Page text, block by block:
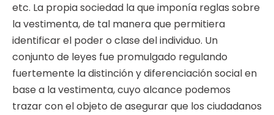
etc. La propia sociedad la que imponía reglas sobre
la vestimenta, de tal manera que permitiera
identificar el poder o clase del individuo. Un
conjunto de leyes fue promulgado regulando
fuertemente la distinción y diferenciación social en
base a la vestimenta, cuyo alcance podemos
trazar con el objeto de asegurar que los ciudadanos